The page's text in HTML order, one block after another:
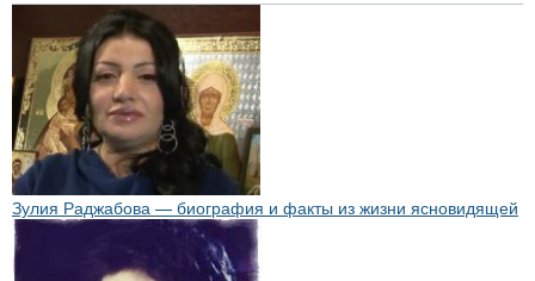
Зулия Раджабова — биография и факты из жизни ясновидящей